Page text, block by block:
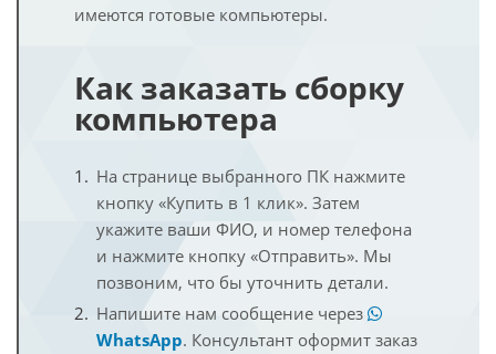
имеются готовые компьютеры.
Как заказать сборку
компьютера
На странице выбранного ПК нажмите
кнопку «Купить в 1 клик». Затем
укажите ваши ФИО, и номер телефона
и нажмите кнопку «Отправить». Мы
позвоним, что бы уточнить детали.
Напишите нам сообщение через
WhatsApp. Консультант оформит заказ